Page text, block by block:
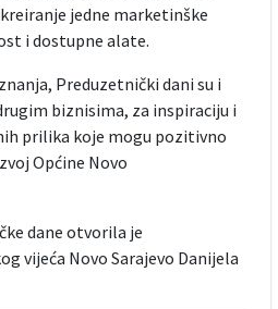
jedne marketinške
i dostupne alate.
Preduzetnički dani su i
biznisima, za inspiraciju i
prilika koje mogu pozitivno
Općine Novo
dane otvorila je
vijeća Novo Sarajevo Danijela